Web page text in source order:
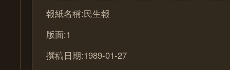
報紙名稱:民生報
版面:1
撰稿日期:1989-01-27